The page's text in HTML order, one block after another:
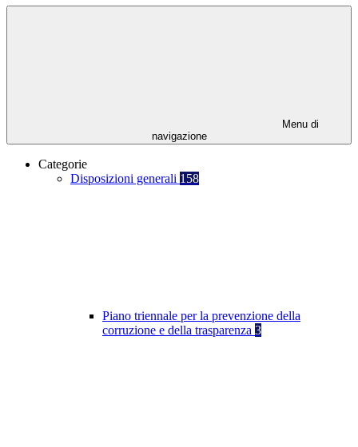
Menu di
navigazione
Categorie
Disposizioni generali 158
Piano triennale per la prevenzione della
corruzione e della trasparenza 3